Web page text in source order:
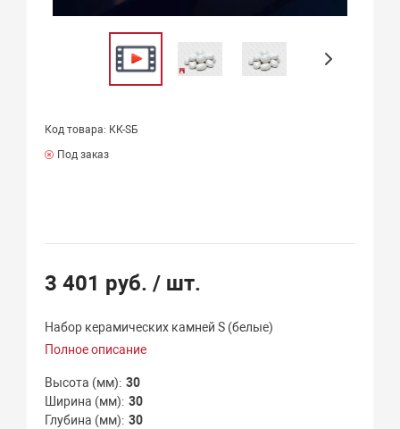
Код товара: КК-SБ
Под заказ
3 401 руб./ шт.
Набор керамических камней S (белые)
Полное описание
Высота (мм) 30
Ширина (мм) 30
Глубина (мм) 30